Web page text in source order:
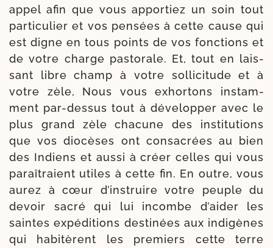
appel afin que vous appor­tiez un soin tout
par­ti­cu­lier et vos pen­sées à cette cause qui
est digne en tous points de vos fonc­tions et
de votre charge pas­to­rale. Et, tout en lais­
sant libre champ à votre sol­li­ci­tude et à
votre zèle, Nous vous exhor­tons ins­tam­
ment par-​dessus tout à déve­lop­per avec le
plus grand zèle cha­cune des ins­ti­tu­tions
que vos dio­cèses ont consa­crées au bien
des Indiens et aus­si à créer celles qui vous
paraî­traient utiles à cette fin. En outre, vous
aurez à cœur d’instruire votre peuple du
devoir sacré qui lui incombe d’aider les
saintes expé­di­tions des­ti­nées aux indi­gènes
qui habi­tèrent les pre­miers cette terre